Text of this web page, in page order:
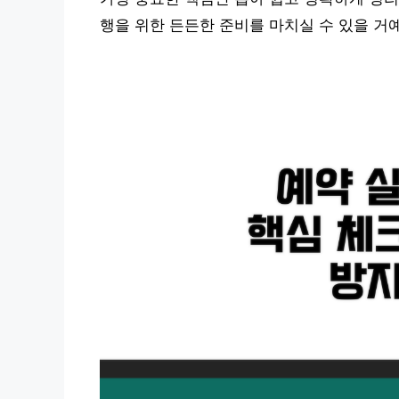
행을 위한 든든한 준비를 마치실 수 있을 거